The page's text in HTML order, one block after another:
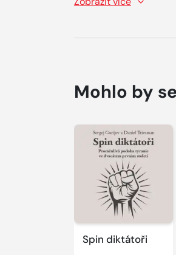
Mohlo by
Spin diktátoři
Přehrát
ukázku